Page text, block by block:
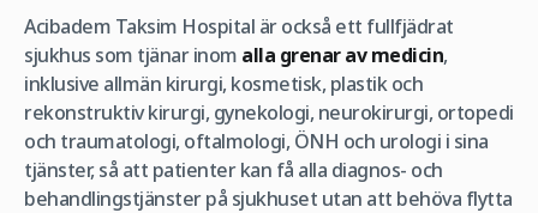
Acibadem Taksim Hospital är också ett fullfjädrat
sjukhus som tjänar inom alla grenar av medicin,
inklusive allmän kirurgi, kosmetisk, plastik och
rekonstruktiv kirurgi, gynekologi, neurokirurgi, ortopedi
och traumatologi, oftalmologi, ÖNH och urologi i sina
tjänster, så att patienter kan få alla diagnos- och
behandlingstjänster på sjukhuset utan att behöva flytta